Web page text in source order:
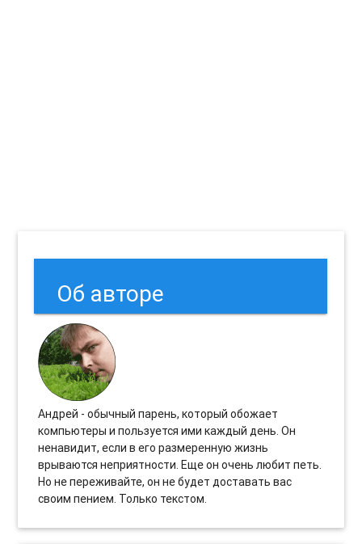
Об авторе
Андрей - обычный парень, который обожает
компьютеры и пользуется ими каждый день. Он
ненавидит, если в его размеренную жизнь
врываются неприятности. Еще он очень любит петь.
Но не переживайте, он не будет доставать вас
своим пением. Только текстом.